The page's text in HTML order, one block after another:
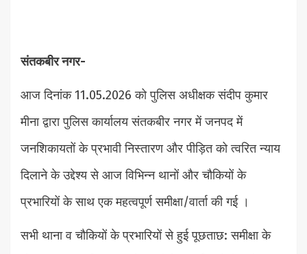
संतकबीर नगर-
आज दिनांक 11.05.2026 को पुलिस अधीक्षक संदीप कुमार
मीना द्वारा पुलिस कार्यालय संतकबीर नगर में जनपद में
जनशिकायतों के प्रभावी निस्तारण और पीड़ित को त्वरित न्याय
दिलाने के उद्देश्य से आज विभिन्न थानों और चौकियों के
प्रभारियों के साथ एक महत्वपूर्ण समीक्षा/वार्ता की गई ।
सभी थाना व चौकियों के प्रभारियों से हुई पूछताछ: समीक्षा के